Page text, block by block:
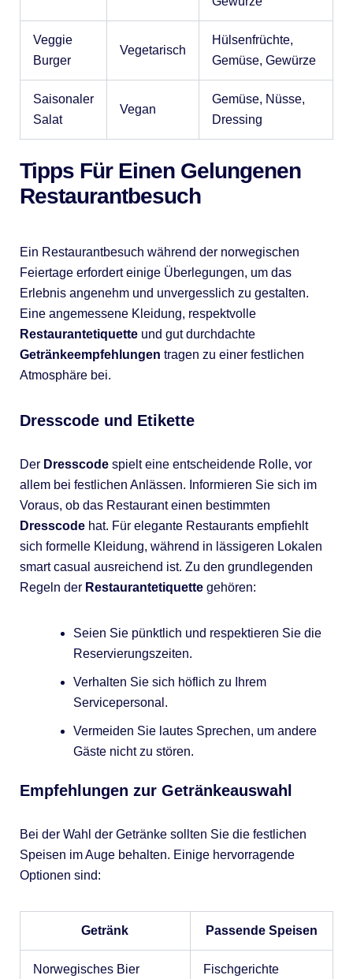
Veggie
Burger
Vegetarisch
Hülsenfrüchte,
Gemüse, Gewürze
Saisonaler
Salat
Vegan
Gemüse, Nüsse,
Dressing
Tipps Für Einen Gelungenen
Restaurantbesuch
Ein Restaurantbesuch während der norwegischen
Feiertage erfordert einige Überlegungen, um das
Erlebnis angenehm und unvergesslich zu gestalten.
Eine angemessene Kleidung, respektvolle
Restaurantetiquetteund gut durchdachte
Getränkeempfehlungen tragen zu einer festlichen
Atmosphäre bei.
Dresscode und Etikette
Der Dresscodespielt eine entscheidende Rolle, vor
allem bei festlichen Anlässen. Informieren Sie sich im
Voraus, ob das Restaurant einen bestimmten
Dresscodehat. Für elegante Restaurants empfiehlt
sich formelle Kleidung, während in lässigeren Lokalen
smart casual ausreichend ist. Zu den grundlegenden
Regeln der Restaurantetiquettegehören:
Seien Sie pünktlich und respektieren Sie die
Reservierungszeiten.
Verhalten Sie sich höflich zu Ihrem
Servicepersonal.
Vermeiden Sie lautes Sprechen, um andere
Gäste nicht zu stören.
Empfehlungen zur Getränkeauswahl
Bei der Wahl der Getränke sollten Sie die festlichen
Speisen im Auge behalten. Einige hervorragende
Optionen sind:
Getränk Passende Speisen
Norwegisches Bier Fischgerichte